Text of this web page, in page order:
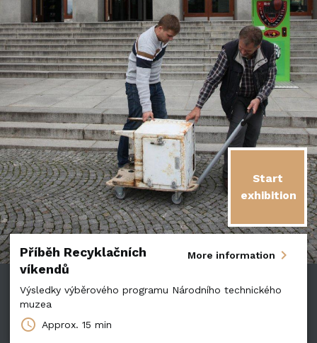
Start
exhibition
Příběh Recyklačních
víkendů
More information chevron_right
Výsledky výběrového programu Národního technického
muzea
schedule Approx. 15 min